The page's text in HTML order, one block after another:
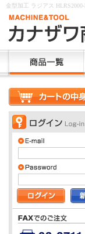
金型加工 ラジアス